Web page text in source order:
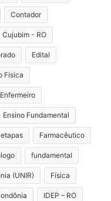
Contador
Cujubim - RO
Edital
Física
Enfermeiro
Ensino Fundamental
etapas Farmacêutico
fundamental
(UNIR) Física
IDEP – RO